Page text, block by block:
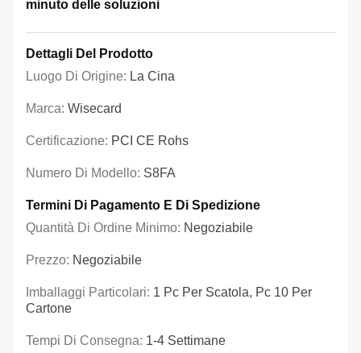
minuto delle soluzioni
Dettagli Del Prodotto
Luogo Di Origine: La Cina
Marca: Wisecard
Certificazione: PCI CE Rohs
Numero Di Modello: S8FA
Termini Di Pagamento E Di Spedizione
Quantità Di Ordine Minimo: Negoziabile
Prezzo: Negoziabile
Imballaggi Particolari: 1 Pc Per Scatola, Pc 10 Per
Cartone
Tempi Di Consegna: 1-4 Settimane